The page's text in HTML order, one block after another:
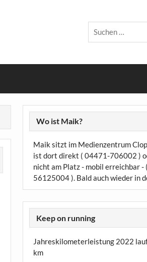
Wo ist Maik?
Maik sitzt im Medienzentrum
ist dort direkt ( 04471-706002 )
nicht am Platz - mobil erreichbar -
56125004 ). Bald auch wieder in
Keep on running
Jahreskilometerleistung 2022
km